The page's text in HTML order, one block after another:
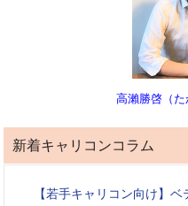
高瀨勝啓（
新着キャリコンコラム
【若手キャリコン向け】